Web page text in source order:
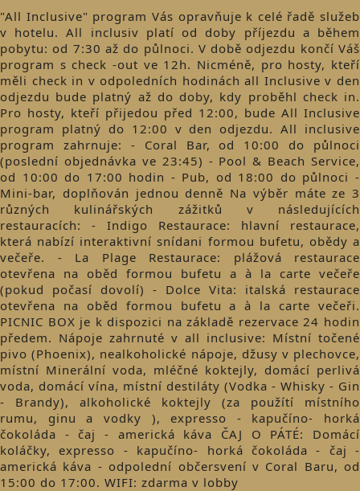
"All Inclusive" program Vás opravňuje k celé řadě služeb
v hotelu. All inclusiv platí od doby příjezdu a během
pobytu: od 7:30 až do půlnoci. V době odjezdu končí Váš
program s check -out ve 12h. Nicméně, pro hosty, kteří
měli check in v odpoledních hodinách all Inclusive v den
odjezdu bude platný až do doby, kdy proběhl check in.
Pro hosty, kteří přijedou před 12:00, bude All Inclusive
program platný do 12:00 v den odjezdu. All inclusive
program zahrnuje: - Coral Bar, od 10:00 do půlnoci
(poslední objednávka ve 23:45) - Pool & Beach Service,
od 10:00 do 17:00 hodin - Pub, od 18:00 do půlnoci -
Mini-bar, doplňován jednou denně Na výběr máte ze 3
různých kulinářských zážitků v následujících
restauracích: - Indigo Restaurace: hlavní restaurace,
která nabízí interaktivní snídani formou bufetu, obědy a
večeře. - La Plage Restaurace: plážová restaurace
otevřena na oběd formou bufetu a à la carte večeře
(pokud počasí dovolí) - Dolce Vita: italská restaurace
otevřena na oběd formou bufetu a à la carte večeři.
PICNIC BOX je k dispozici na základě rezervace 24 hodin
předem. Nápoje zahrnuté v all inclusive: Místní točené
pivo (Phoenix), nealkoholické nápoje, džusy v plechovce,
místní Minerální voda, mléčné koktejly, domácí perlivá
voda, domácí vína, místní destiláty (Vodka - Whisky - Gin
- Brandy), alkoholické koktejly (za použítí místního
rumu, ginu a vodky ), expresso - kapučíno- horká
čokoláda - čaj - americká káva ČAJ O PÁTÉ: Domácí
koláčky, expresso - kapučíno- horká čokoláda - čaj -
americká káva - odpolední občersvení v Coral Baru, od
15:00 do 17:00. WIFI: zdarma v lobby